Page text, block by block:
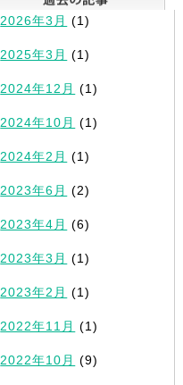
2026年3月 (1)
2025年3月 (1)
2024年12月 (1)
2024年10月 (1)
2024年2月 (1)
2023年6月 (2)
2023年4月 (6)
2023年3月 (1)
2023年2月 (1)
2022年11月 (1)
2022年10月 (9)